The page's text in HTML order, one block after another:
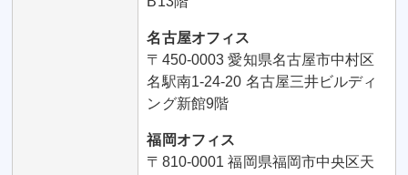
名古屋オフィス
〒450-0003 愛知県名古屋市中村区
名駅南1-24-20 名古屋三井ビルディ
ング新館9階
福岡オフィス
〒810-0001 福岡県福岡市中央区天